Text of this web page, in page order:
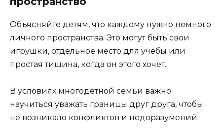
Объясняйте детям, что каждому нужно немного
личного пространства. Это могут быть свои
игрушки, отдельное место для учебы или
простая тишина, когда он этого хочет.
В условиях многодетной семьи важно
научиться уважать границы друг друга, чтобы
не возникало конфликтов и недоразумений.